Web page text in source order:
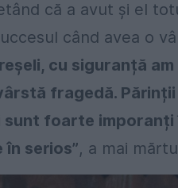
că a avut și el
când avea o
cu siguranță
fragedă.
foarte
serios”, a mai